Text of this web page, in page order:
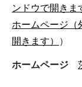
ンドウで開きま
ホームページ（
開きます）
）
ホームページ